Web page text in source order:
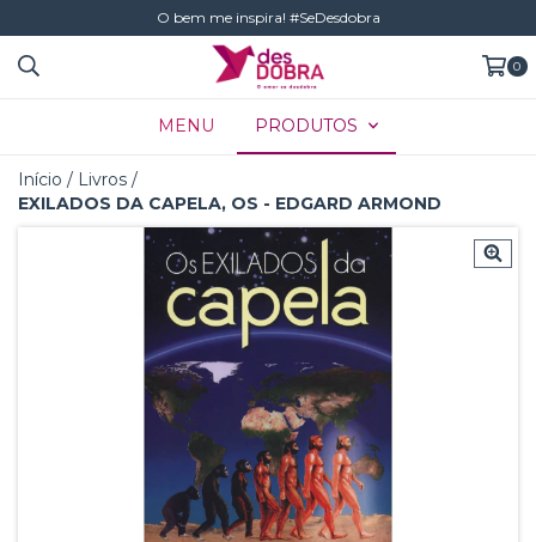
O bem me inspira! #SeDesdobra
0
MENU PRODUTOS
Início / Livros /
EXILADOS DA CAPELA, OS - EDGARD ARMOND